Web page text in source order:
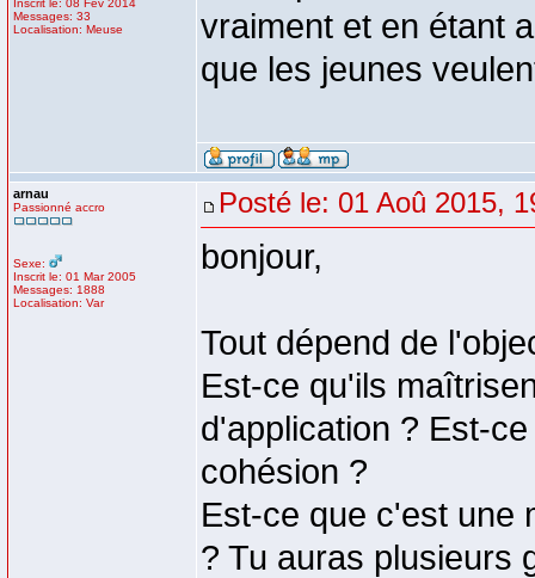
Inscrit le: 08 Fév 2014
Messages: 33
Localisation: Meuse
vraiment et en étant
que les jeunes
arnau
Passionné accro
Sexe:
Inscrit le: 01 Mar 2005
Messages: 1888
Localisation: Var
Posté le: 01 Aoû 2015,
bonjour,
Tout dépend de
Est-ce qu'ils
d'application ? Est-
cohésion ?
Est-ce que c'est une
? Tu auras plusieurs